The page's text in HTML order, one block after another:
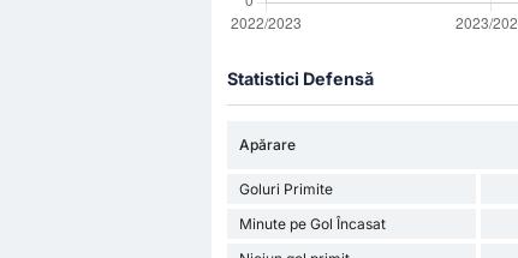
Statistici Defensă
Apărare
Goluri Primite
Minute pe Gol Încasat